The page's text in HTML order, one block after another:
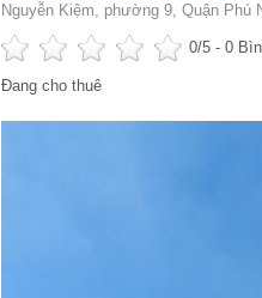
Nguyễn Kiệm, phường 9, Quận Phú
0/5 - 0
Đang cho thuê